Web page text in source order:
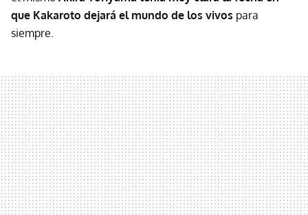
que Kakaroto dejará el mundo de los vivos para
siempre.